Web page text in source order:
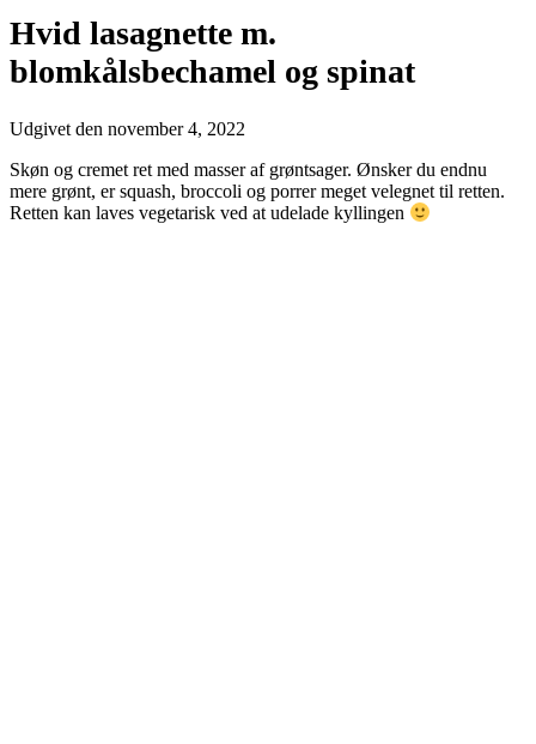
Hvid lasagnette m.
blomkålsbechamel og spinat
Udgivet den november 4, 2022
Skøn og cremet ret med masser af grøntsager. Ønsker du endnu
mere grønt, er squash, broccoli og porrer meget velegnet til retten.
Retten kan laves vegetarisk ved at udelade kyllingen